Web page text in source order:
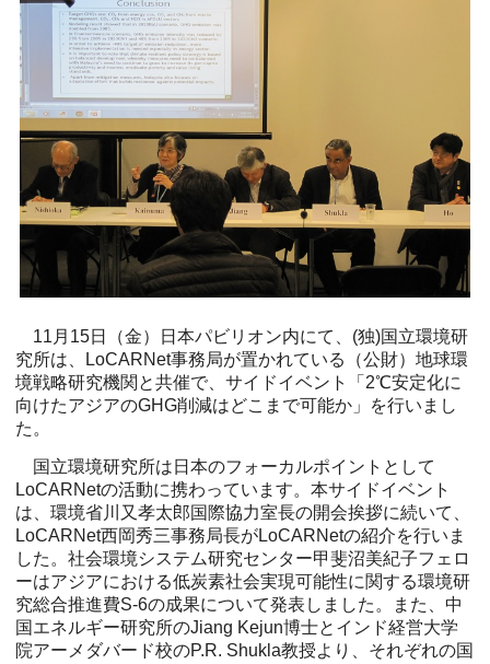
11月15日（金）日本パビリオン内にて、(独)国立環境研
究所は、LoCARNet事務局が置かれている（公財）地球環
境戦略研究機関と共催で、サイドイベント「2℃安定化に
向けたアジアのGHG削減はどこまで可能か」を行いまし
た。
国立環境研究所は日本のフォーカルポイントとして
LoCARNetの活動に携わっています。本サイドイベント
は、環境省川又孝太郎国際協力室長の開会挨拶に続いて、
LoCARNet西岡秀三事務局長がLoCARNetの紹介を行いま
した。社会環境システム研究センター甲斐沼美紀子フェロ
ーはアジアにおける低炭素社会実現可能性に関する環境研
究総合推進費S-6の成果について発表しました。また、中
国エネルギー研究所のJiang Kejun博士とインド経営大学
院アーメダバード校のP.R. Shukla教授より、それぞれの国